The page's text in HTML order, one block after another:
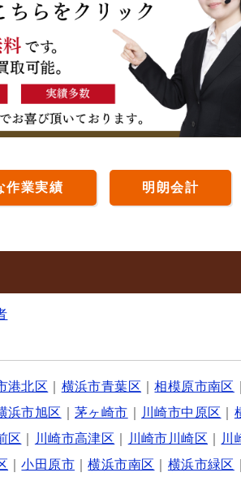
作業実績 明朗会計
港北区 横浜市青葉区 ｜相模原市南区
浜市旭区 ｜茅ヶ崎市 川崎市中原区
区 川崎市高津区 川崎市川崎区
川
｜小田原市 ｜横浜市南区 横浜市緑区